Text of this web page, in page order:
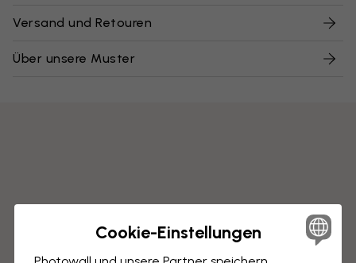
Versand und Retouren
Über unsere Muster
Cookie-Einstellungen